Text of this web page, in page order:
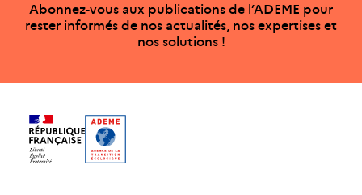
Abonnez-vous aux publications de l’ADEME pour
rester informés de nos actualités, nos expertises et
nos solutions !